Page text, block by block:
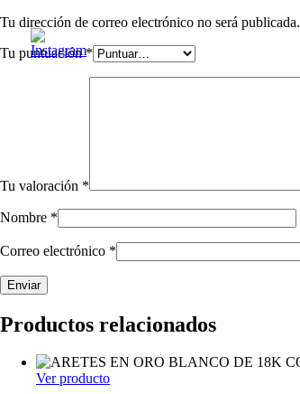
Tu dirección de correo electrónico no será publicada.
Tu puntuación*
Tu valoración *
Nombre *
Correo electrónico *
Productos relacionados
Ver producto